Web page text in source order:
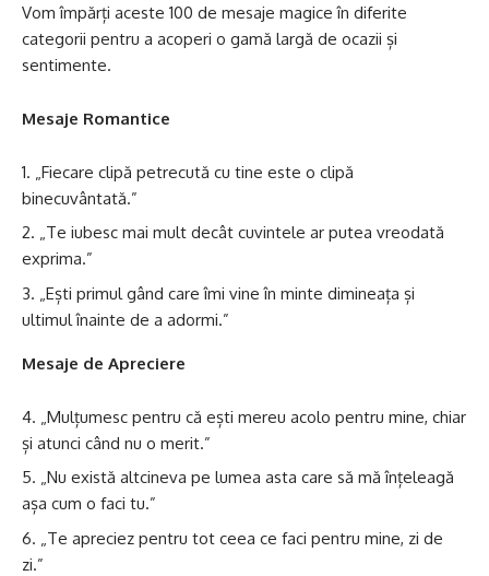
Vom împărți aceste 100 de mesaje magice în diferite
categorii pentru a acoperi o gamă largă de ocazii și
sentimente.
Mesaje Romantice
„Fiecare clipă petrecută cu tine este o clipă
binecuvântată.”
„Te iubesc mai mult decât cuvintele ar putea vreodată
exprima.”
„Ești primul gând care îmi vine în minte dimineața și
ultimul înainte de a adormi.”
Mesaje de Apreciere
„Mulțumesc pentru că ești mereu acolo pentru mine, chiar
și atunci când nu o merit.”
„Nu există altcineva pe lumea asta care să mă înțeleagă
așa cum o faci tu.”
„Te apreciez pentru tot ceea ce faci pentru mine, zi de
zi.”